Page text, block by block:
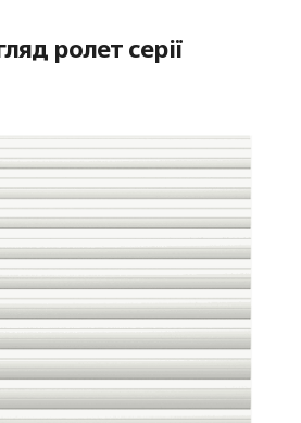
ролет серії